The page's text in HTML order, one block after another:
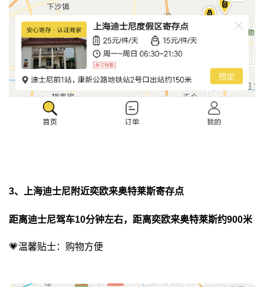
3、上海迪士尼附近奕欧来奥特莱斯寄存点
距离迪士尼驾车10分钟左右，距离奕欧来奥特莱斯约900米
💗温馨贴士：购物方便